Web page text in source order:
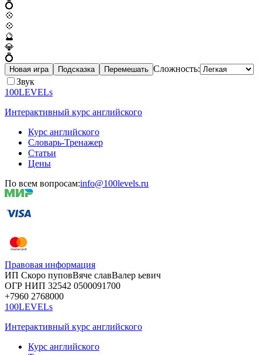
💍
💠
💠
🔮
💎
💍
Новая игра Подсказка Перемешать Сложность:
Звук
100LEVELs
Интерактивный курс английского
Курс английского
Словарь-Тренажер
Статьи
Цены
По всем вопросам:info@100levels.ru
Правовая информация
ИП Скоро пуповВяче славВалер ьевич
ОГР НИП 32542 0500091700
+7960 2768000
100LEVELs
Интерактивный курс английского
Курс английского